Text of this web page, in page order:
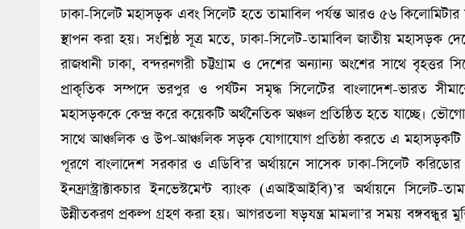
ঢাকা-সিলেট মহাসড়ক এবং সিলেট হতে তামাবিল পর্যন্ত আরও ৫৬ কিলোমিটার
স্থাপন করা হয়। সংশ্লিষ্ঠ সূত্র মতে, ঢাকা-সিলেট-তামাবিল জাতীয়
রাজধানী ঢাকা, বন্দরনগরী চট্টগ্রাম ও দেশের অন্যান্য অংশের সাথে বৃহত্তর
প্রাকৃতিক সম্পদে ভরপুর ও পর্যটন সমৃদ্ধ সিলেটের বাংলাদেশ-ভারত
মহাসড়ককে কেন্দ্র করে কয়েকটি অর্থনৈতিক অঞ্চল প্রতিষ্ঠিত হতে যাচ্ছে।
সাথে আঞ্চলিক ও উপ-আঞ্চলিক সড়ক যোগাযোগ প্রতিষ্ঠা করতে এ মহাসড়কটি
পূরণে বাংলাদেশ সরকার ও এডিবি’র অর্থায়নে সাসেক ঢাকা-সিলেট
ইনফ্রাস্ট্রাক্টাকচার ইনভেস্টমেন্ট ব্যাংক (এআইআইবি)’র অর্থায়নে
উন্নীতকরণ প্রকল্প গ্রহণ করা হয়। আগরতলা ষড়যন্ত্র মামলা’র সময় বঙ্গবন্ধুর